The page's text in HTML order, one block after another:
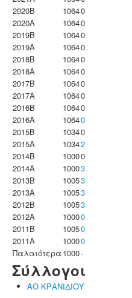
2020B
10640
2020A
10640
2019B
10640
2019A
10640
2018B
10640
2018A
10640
2017B
10640
2017A
10640
2016B
10640
2016A
10640
2015B
10340
2015A
10342
2014B
10000
2014A
10003
2013B
10053
2013A
10053
2012B
10053
2012A
10000
2011B
10050
2011A
10000
Παλαιότερα 1000-
Σύλλογοι
ΑΟ ΚΡΑΝΙΔΙΟΥ